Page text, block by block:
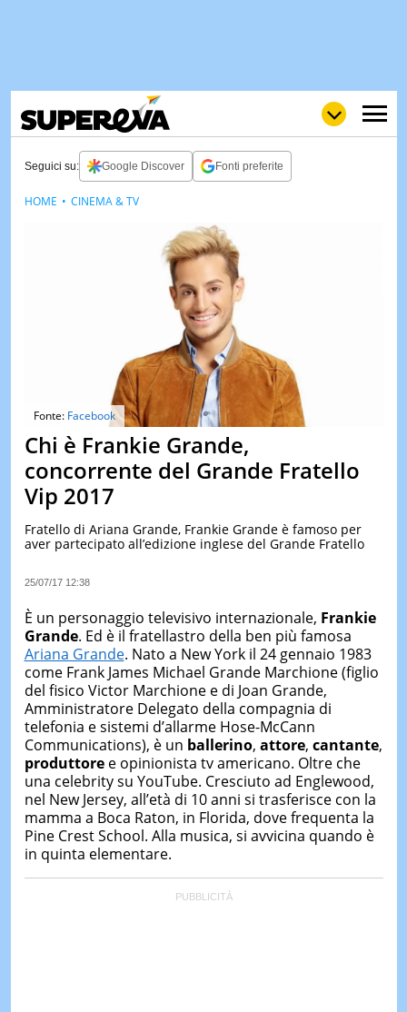
IERI
Seguici su: Google Discover Fonti preferite
Fonte: Facebook
Chi è Frankie Grande,
concorrente del Grande Fratello
Vip 2017
Fratello di Ariana Grande, Frankie Grande è famoso per
aver partecipato all’edizione inglese del Grande Fratello
25/07/17 12:38
HOME CINEMA & TV
È un personaggio televisivo internazionale, Frankie
Grande. Ed è il fratellastro della ben più famosa
Ariana Grande. Nato a New York il 24 gennaio 1983
come Frank James Michael Grande Marchione (figlio
del fisico Victor Marchione e di Joan Grande,
Amministratore Delegato della compagnia di
telefonia e sistemi d’allarme Hose-McCann
Communications), è un ballerino, attore, cantante,
produttoree opinionista tv americano. Oltre che
una celebrity su YouTube. Cresciuto ad Englewood,
nel New Jersey, all’età di 10 anni si trasferisce con la
mamma a Boca Raton, in Florida, dove frequenta la
Pine Crest School. Alla musica, si avvicina quando è
in quinta elementare.